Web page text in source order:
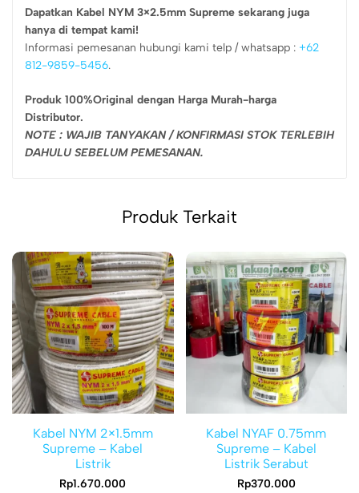
Dapatkan Kabel NYM 3×2.5mm Supreme sekarang juga
hanya di tempat kami!
Informasi pemesanan hubungi kami telp / whatsapp : +62
812-9859-5456.
Produk 100%Original dengan Harga Murah-harga
Distributor.
NOTE : WAJIB TANYAKAN / KONFIRMASI STOK TERLEBIH
DAHULU SEBELUM PEMESANAN.
Produk Terkait
Kabel NYM 2×1.5mm
Supreme – Kabel
Listrik
Rp1.670.000
Kabel NYAF 0.75mm
Supreme – Kabel
Listrik Serabut
Rp370.000